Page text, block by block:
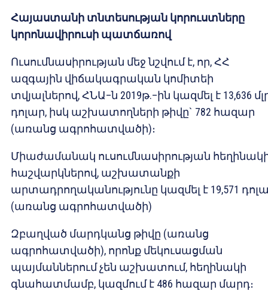
Հայաստանի տնտեսության կորուստները
կորոնավիրուսի պատճառով
Ուսումնասիրության մեջ նշվում է, որ, ՀՀ
ազգային վիճակագրական կոմիտեի
տվյալներով, ՀՆԱ–ն 2019թ.–ին կազմել է 13,636
դոլար, իսկ աշխատողների թիվը` 782 հազար
(առանց ագրոհատվածի)։
Միաժամանակ ուսումնասիրության
հաշվարկներով, աշխատանքի
արտադրողականությունը կազմել է 19,571
(առանց ագրոհատվածի)
Զբաղված մարդկանց թիվը (առանց
ագրոհատվածի), որոնք մեկուսացման
պայմաններում չեն աշխատում, հեղինակի
գնահատմամբ, կազմում է 486 հազար մարդ։